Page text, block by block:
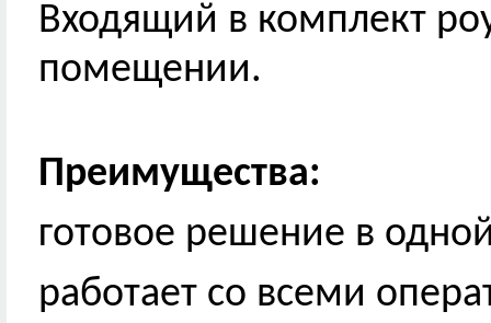
Входящий в комплект
помещении.
Преимущества:
готовое решение в
работает со всеми